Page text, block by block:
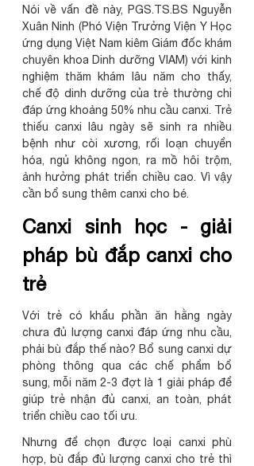
Nói về vấn đề này, PGS.TS.BS Nguyễn
Xuân Ninh (Phó Viện Trưởng Viện Y Học
ứng dụng Việt Nam kiêm Giám đốc khám
chuyên khoa Dinh dưỡng VIAM) với kinh
nghiệm thăm khám lâu năm cho thấy,
chế độ dinh dưỡng của trẻ thường chỉ
đáp ứng khoảng 50% nhu cầu canxi. Trẻ
thiếu canxi lâu ngày sẽ sinh ra nhiều
bệnh như còi xương, rối loạn chuyển
hóa, ngủ không ngon, ra mồ hôi trộm,
ảnh hưởng phát triển chiều cao. Vì vậy
cần bổ sung thêm canxi cho bé.
Canxi sinh học - giải
pháp bù đắp canxi cho
trẻ
Với trẻ có khẩu phần ăn hằng ngày
chưa đủ lượng canxi đáp ứng nhu cầu,
phải bù đắp thế nào? Bổ sung canxi dự
phòng thông qua các chế phẩm bổ
sung, mỗi năm 2-3 đợt là 1 giải pháp để
giúp trẻ nhận đủ canxi, an toàn, phát
triển chiều cao tối ưu.
Nhưng để chọn được loại canxi phù
hợp, bù đắp đủ lượng canxi cho trẻ thì